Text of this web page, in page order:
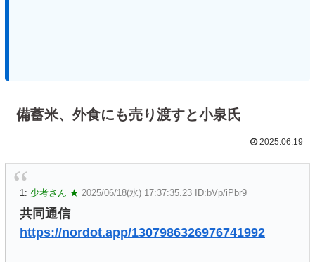
備蓄米、外食にも売り渡すと小泉氏
2025.06.19
1: 少考さん ★ 2025/06/18(水) 17:37:35.23 ID:bVp/iPbr9
共同通信
https://nordot.app/1307986326976741992